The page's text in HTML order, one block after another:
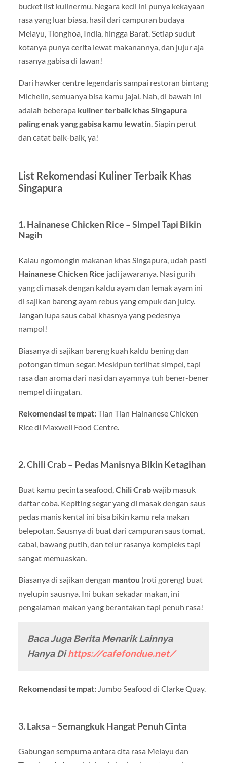
bucket list kulinermu. Negara kecil ini punya kekayaan
rasa yang luar biasa, hasil dari campuran budaya
Melayu, Tionghoa, India, hingga Barat. Setiap sudut
kotanya punya cerita lewat makanannya, dan jujur aja
rasanya gabisa di lawan!
Dari hawker centre legendaris sampai restoran bintang
Michelin, semuanya bisa kamu jajal. Nah, di bawah ini
adalah beberapa kuliner terbaik khas Singapura
paling enak yang gabisa kamu lewatin. Siapin perut
dan catat baik-baik, ya!
List Rekomendasi Kuliner Terbaik Khas
Singapura
1. Hainanese Chicken Rice – Simpel Tapi Bikin
Nagih
Kalau ngomongin makanan khas Singapura, udah pasti
Hainanese Chicken Rice jadi jawaranya. Nasi gurih
yang di masak dengan kaldu ayam dan lemak ayam ini
di sajikan bareng ayam rebus yang empuk dan juicy.
Jangan lupa saus cabai khasnya yang pedesnya
nampol!
Biasanya di sajikan bareng kuah kaldu bening dan
potongan timun segar. Meskipun terlihat simpel, tapi
rasa dan aroma dari nasi dan ayamnya tuh bener-bener
nempel di ingatan.
Rekomendasi tempat:Tian Tian Hainanese Chicken
Rice di Maxwell Food Centre.
2. Chili Crab – Pedas Manisnya Bikin Ketagihan
Buat kamu pecinta seafood,Chili Crabwajib masuk
daftar coba. Kepiting segar yang di masak dengan saus
pedas manis kental ini bisa bikin kamu rela makan
belepotan. Sausnya di buat dari campuran saus tomat,
cabai, bawang putih, dan telur rasanya kompleks tapi
sangat memuaskan.
Biasanya di sajikan dengan mantou (roti goreng) buat
nyelupin sausnya. Ini bukan sekadar makan, ini
pengalaman makan yang berantakan tapi penuh rasa!
Baca Juga Berita Menarik Lainnya
Hanya Dihttps://cafefondue.net/
Rekomendasi tempat:Jumbo Seafood di Clarke Quay.
3. Laksa – Semangkuk Hangat Penuh Cinta
Gabungan sempurna antara cita rasa Melayu dan